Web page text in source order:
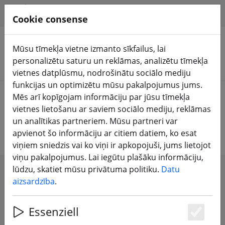
Meklēt produktus
Home Propelleris 3 collu dzenskrūve
3 collu dzenskrūve
SHOW FILTERS
Cookie consense
Mūsu tīmekļa vietne izmanto sīkfailus, lai
personalizētu saturu un reklāmas, analizētu tīmekļa
vietnes datplūsmu, nodrošinātu sociālo mediju
funkcijas un optimizētu mūsu pakalpojumus jums.
Mēs arī kopīgojam informāciju par jūsu tīmekļa
vietnes lietošanu ar saviem sociālo mediju, reklāmas
un analītikas partneriem. Mūsu partneri var
apvienot šo informāciju ar citiem datiem, ko esat
viņiem sniedzis vai ko viņi ir apkopojuši, jums lietojot
viņu pakalpojumus. Lai iegūtu plašāku informāciju,
lūdzu, skatiet mūsu privātuma politiku. Datu
aizsardzība.
Essenziell